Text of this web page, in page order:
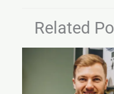
Related